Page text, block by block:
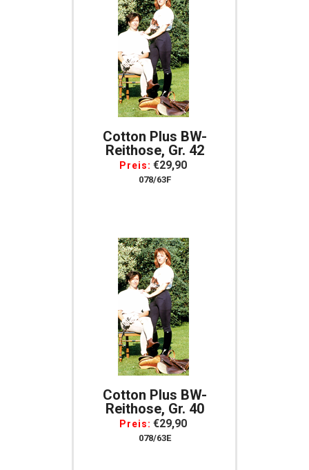
Cotton Plus BW-
Reithose, Gr. 42
Preis: €29,90
078/63F
Cotton Plus BW-
Reithose, Gr. 40
Preis: €29,90
078/63E